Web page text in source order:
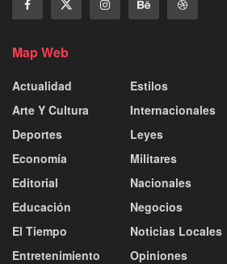
Map Web
Actualidad
Arte Y Cultura
Deportes
Economía
Editorial
Educación
El Tiempo
Entretenimiento
Estilos
Internacionales
Leyes
Militares
Nacionales
Negocios
Noticias Locales
Opiniones